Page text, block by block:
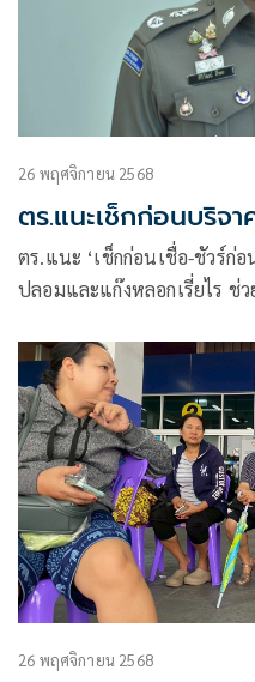
26 พฤศจิกายน 2568
ตร.แนะเช็กก่อนบริจ
ตร.แนะ ‘เช็กก่อนเชื่อ-ชัวร์ก่
ปลอมและแก๊งหลอกเรี่ยไร ช่
26 พฤศจิกายน 2568